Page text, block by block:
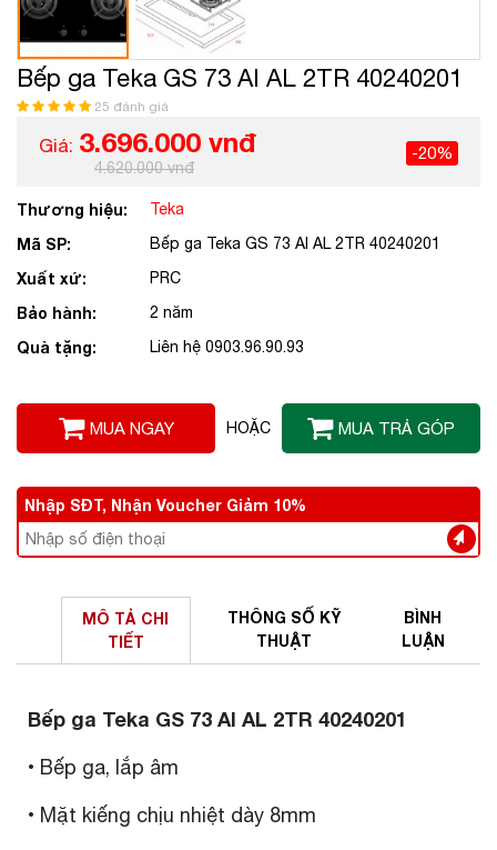
Bếp ga Teka GS 73 AI AL 2TR 40240201
25 đánh giá
Giá: 3.696.000 vnđ
4.620.000 vnđ
-20%
Thương hiệu: Teka
Mã SP: Bếp ga Teka GS 73 AI AL 2TR 40240201
Xuất xứ: PRC
Bảo hành: 2 năm
Quà tặng: Liên hệ 0903.96.90.93
MUA NGAY HOẶC MUA TRẢ GÓP
Nhập SĐT, Nhận Voucher Giảm 10%
MÔ TẢ CHI
TIẾT
THÔNG SỐ KỸ
THUẬT
BÌNH
LUẬN
Bếp ga Teka GS 73 AI AL 2TR 40240201
• Bếp ga, lắp âm
• Mặt kiếng chịu nhiệt dày 8mm